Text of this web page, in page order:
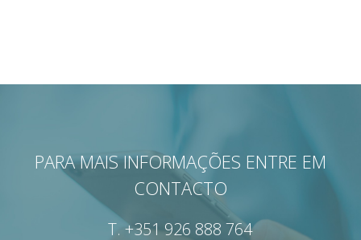
PARA MAIS INFORMAÇÕES ENTRE EM
CONTACTO
T.+351 926 888 764